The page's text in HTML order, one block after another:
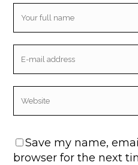
Save my name,
browser for the next